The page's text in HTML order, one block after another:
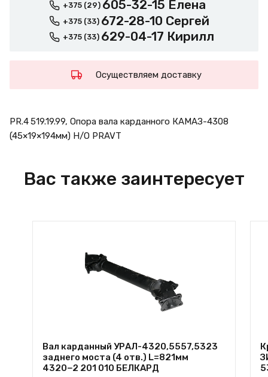
+375 (29) 605-32-15 Елена
+375 (33) 672-28-10 Сергей
+375 (33) 629-04-17 Кирилл
Осуществляем доставку
PR.4 519.19.99, Опора вала карданного КАМАЗ-4308
(45×19×194мм) Н/О PRAVT
Вас также заинтересует
Вал карданный УРАЛ-4320,5557,5323
заднего моста (4 отв.) L=821мм
4320−2 201 010 БЕЛКАРД